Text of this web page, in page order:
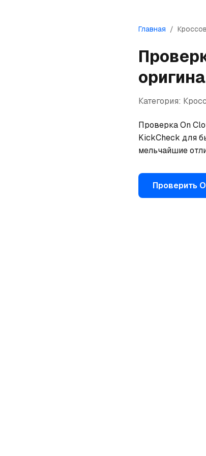
Главная /
Категория:
Проверка On
KickCheck для
мельчайшие
Проверить